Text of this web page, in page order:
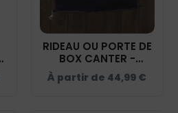
RIDEAU OU PORTE DE
BOX CANTER -
AB.EQUITATION –
NAVY - NAVY -
À partir de 44,99 €